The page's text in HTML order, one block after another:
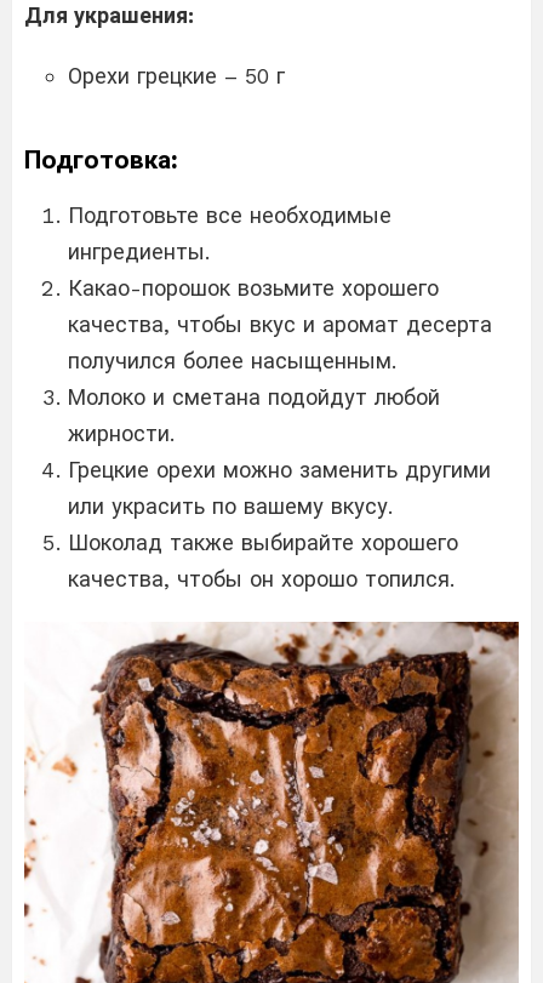
Для украшения:
Орехи грецкие – 50 г
Подготовка:
Подготовьте все необходимые
ингредиенты.
Какао-порошок возьмите хорошего
качества, чтобы вкус и аромат десерта
получился более насыщенным.
Молоко и сметана подойдут любой
жирности.
Грецкие орехи можно заменить другими
или украсить по вашему вкусу.
Шоколад также выбирайте хорошего
качества, чтобы он хорошо топился.